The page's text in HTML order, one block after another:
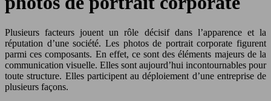
Plusieurs facteurs jouent un rôle décisif dans l’apparence et la
réputation d’une société. Les photos de portrait corporate figurent
parmi ces composants. En effet, ce sont des éléments majeurs de la
communication visuelle. Elles sont aujourd’hui incontournables pour
toute structure. Elles participent au déploiement d’une entreprise de
plusieurs façons.